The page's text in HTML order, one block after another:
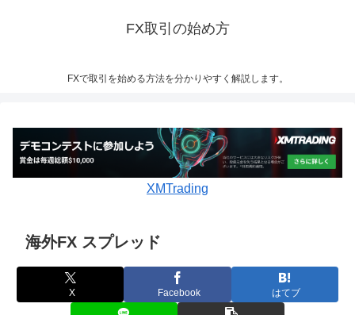
FX取引の始め方
FXで取引を始める方法を分かりやすく解説します。
XMTrading
海外FX スプレッド
X Facebook はてブ